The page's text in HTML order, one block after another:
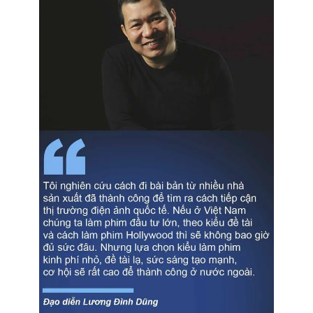
Ðiện thoại Thời báo VTV:024.66 897 897
024-7300.7108
® Cấm sao chép dưới mọi hình thức nếu không có sự chấp
thuận bằng văn bản. Ghi rõ nguồn VTV.vn khi phát hành lại
thông tin từ website này.